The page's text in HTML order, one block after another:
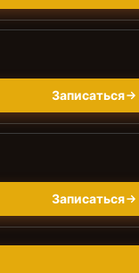
Записаться
Записаться